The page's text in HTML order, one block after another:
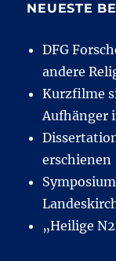
NEUESTE
DFG
andere
Kurzfilme
Aufhänger
erschienen
„Heilige